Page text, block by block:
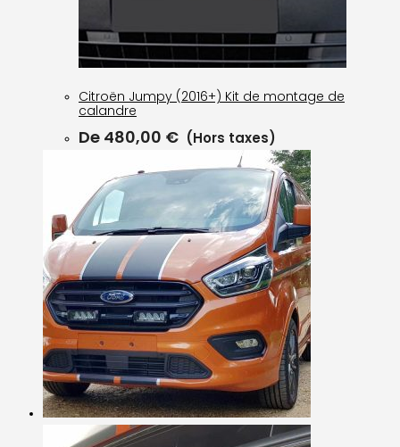
Citroën Jumpy (2016+) Kit de montage de
calandre
De 480,00 € (Hors taxes)